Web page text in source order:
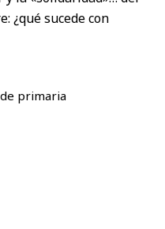
¿qué sucede con
primaria